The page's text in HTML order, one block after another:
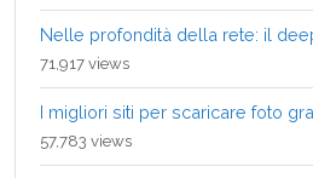
Nelle profondità della rete: il
71,917 views
I migliori siti per scaricare foto
57,783 views